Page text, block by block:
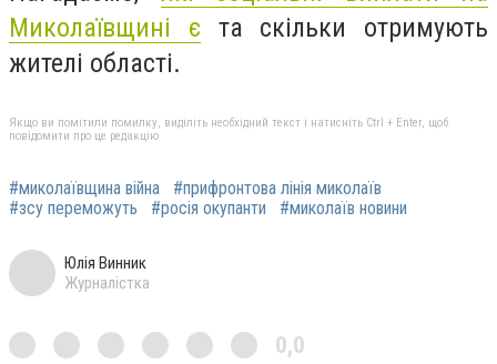
Миколаївщині є та скільки отримують
жителі області.
Якщо ви помітили помилку, виділіть необхідний текст і натисніть Ctrl + Enter, щоб
повідомити про це редакцію
#миколаївщина війна
#прифронтова лінія миколаїв
#зсу переможуть
#росія окупанти #миколаїв новини
Юлія Винник
Журналістка
0,0